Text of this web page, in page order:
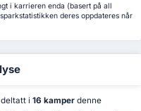
i karrieren enda (basert på all
deres oppdateres når
i 16 kamperdenne